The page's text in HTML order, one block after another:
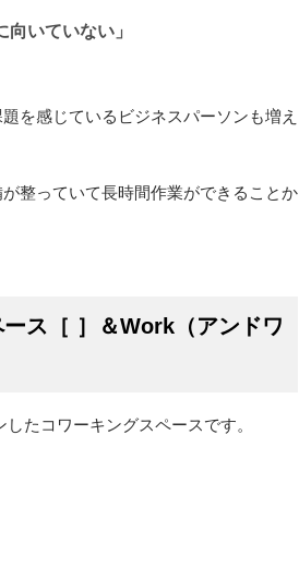
いていない」
を感じているビジネスパーソンも増え
整っていて長時間作業ができることか
ス［ ］＆Work（アンドワ
たコワーキングスペースです。